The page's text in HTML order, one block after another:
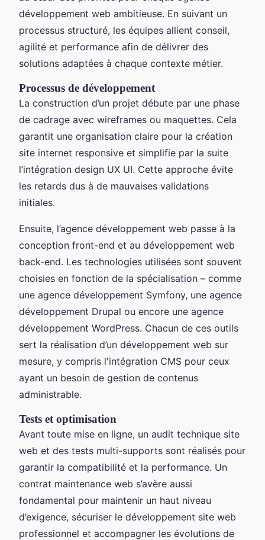
développement web ambitieuse. En suivant un
processus structuré, les équipes allient conseil,
agilité et performance afin de délivrer des
solutions adaptées à chaque contexte métier.
Processus de développement
La construction d’un projet débute par une phase
de cadrage avec wireframes ou maquettes. Cela
garantit une organisation claire pour la création
site internet responsive et simplifie par la suite
l’intégration design UX UI. Cette approche évite
les retards dus à de mauvaises validations
initiales.
Ensuite, l’agence développement web passe à la
conception front-end et au développement web
back-end. Les technologies utilisées sont souvent
choisies en fonction de la spécialisation – comme
une agence développement Symfony, une agence
développement Drupal ou encore une agence
développement WordPress. Chacun de ces outils
sert la réalisation d’un développement web sur
mesure, y compris l'intégration CMS pour ceux
ayant un besoin de gestion de contenus
administrable.
Tests et optimisation
Avant toute mise en ligne, un audit technique site
web et des tests multi-supports sont réalisés pour
garantir la compatibilité et la performance. Un
contrat maintenance web s’avère aussi
fondamental pour maintenir un haut niveau
d’exigence, sécuriser le développement site web
professionnel et accompagner les évolutions de